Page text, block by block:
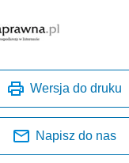
Wersja do druku
Napisz do nas